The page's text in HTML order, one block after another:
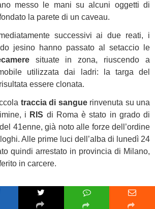
messo le mani su alcuni oggetti di
la parete di un caveau.
successivi ai due reati, i
jesino hanno passato al setaccio le
situate in zona, riuscendo a
utilizzata dai ladri: la targa del
essere clonata.
traccia di sanguerinvenuta su una
i RIS di Roma è stato in grado di
41enne, già noto alle forze dell’ordine
Alle prime luci dell’alba di lunedì 24
quindi arrestato in provincia di Milano,
in carcere.